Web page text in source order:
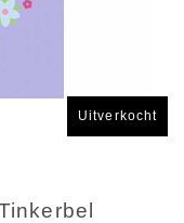
Uitverkocht